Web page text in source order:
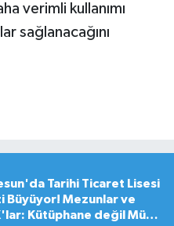
verimli kullanımı
sağlanacağını
Tarihi Ticaret Lisesi
Büyüyor! Mezunlar ve
Kütüphane değil Müze